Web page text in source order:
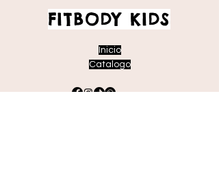
FITBODY KIDS
Inicio
Catalogo